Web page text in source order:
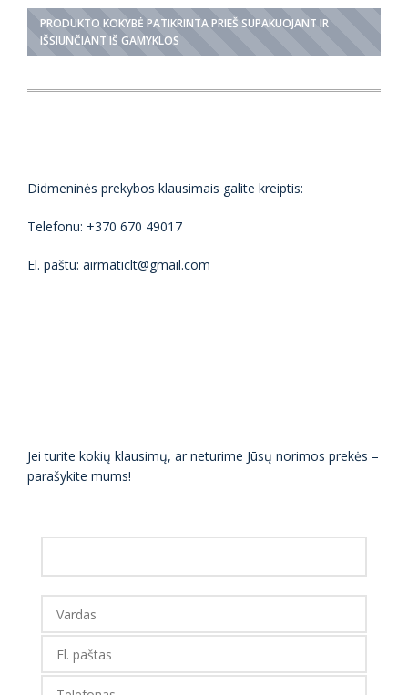
PRODUKTO KOKYBĖ PATIKRINTA PRIEŠ SUPAKUOJANT IR
IŠSIUNČIANT IŠ GAMYKLOS
Didmeninės prekybos klausimais galite kreiptis:
Telefonu: +370 670 49017
El. paštu: airmaticlt@gmail.com
Jei turite kokių klausimų, ar neturime Jūsų norimos prekės –
parašykite mums!